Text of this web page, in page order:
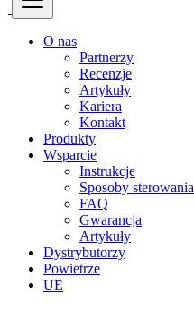
O nas
Partnerzy
Recenzje
Artykuły
Kariera
Kontakt
Produkty
Wsparcie
Instrukcje
Sposoby sterowania
FAQ
Gwarancja
Artykuły
Dystrybutorzy
Powietrze
UE